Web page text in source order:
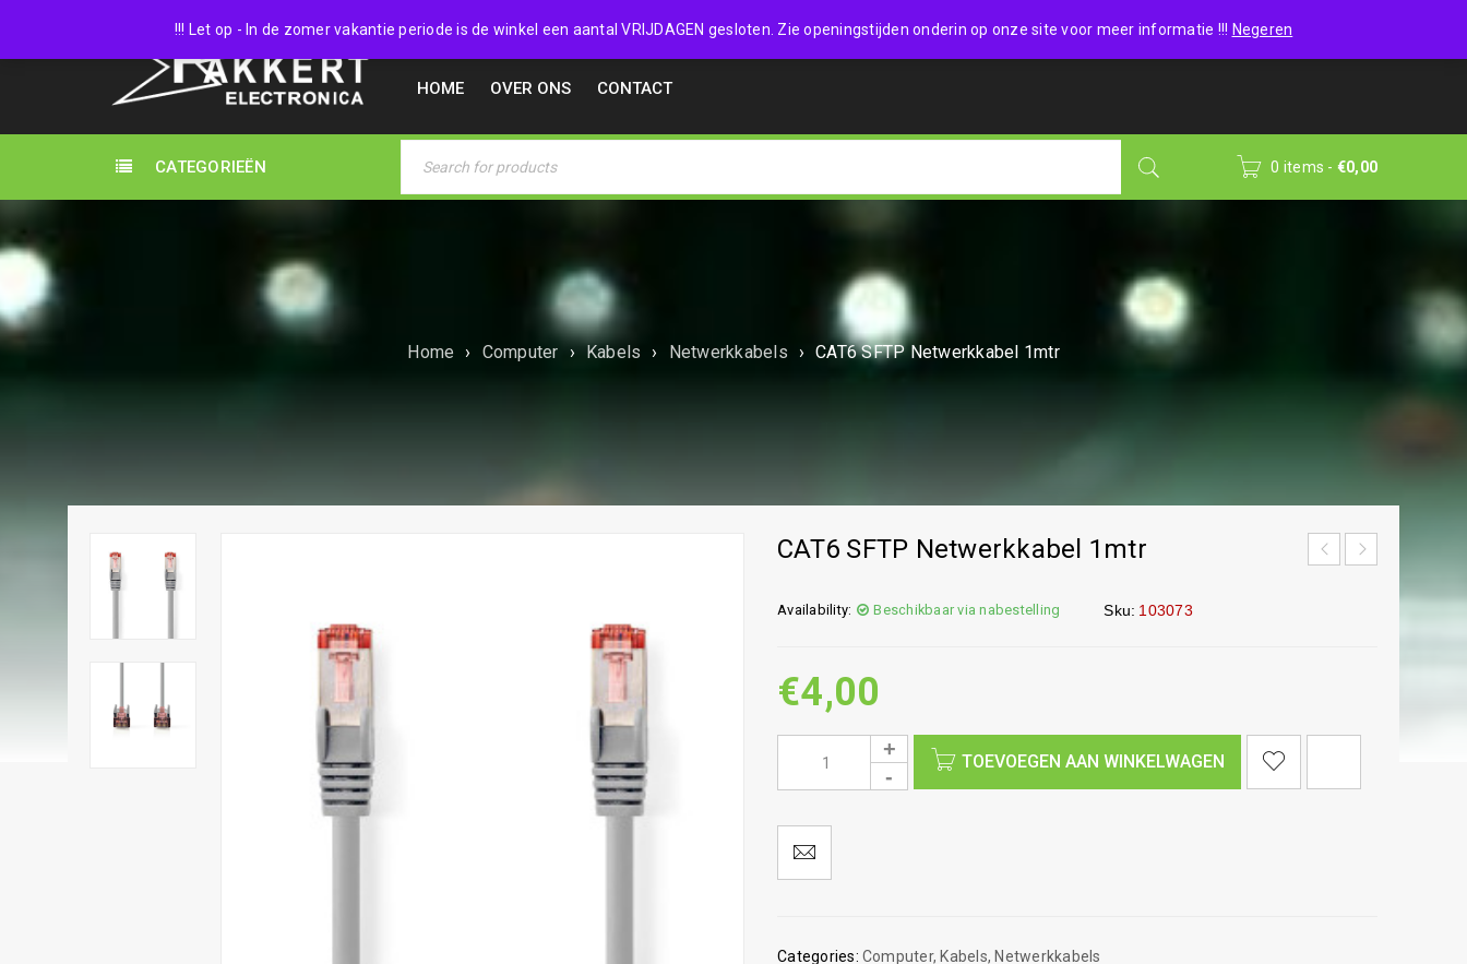
!!! Let op - In de zomer vakantie periode is de winkel een aantal VRIJDAGEN gesloten. Zie openingstijden onderin op onze site voor meer informatie !!! Negeren
038 4532357 Wishlist (0)
HOME OVER ONS CONTACT
CATEGORIEËN 0 items - €0,00
Home › Computer › Kabels › Netwerkkabels › CAT6 SFTP Netwerkkabel 1mtr
CAT6 SFTP Netwerkkabel 1mtr
Availability: Beschikbaar via nabestelling Sku: 103073
€4,00
TOEVOEGEN AAN WINKELWAGEN
Categories: Computer, Kabels, Netwerkkabels